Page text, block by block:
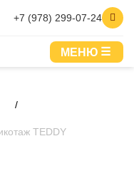
+7 (978) 299-07-24
МЕНЮ
TEDDY